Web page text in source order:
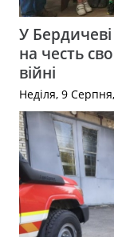
У Бердичеві
на честь
війні
Неділя, 9